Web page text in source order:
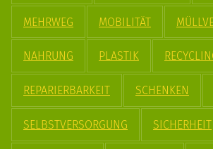
MEHRWEG MOBILITÄT
NAHRUNG PLASTIK
REPARIERBARKEIT SCHENKEN
SELBSTVERSORGUNG SICHERHEIT